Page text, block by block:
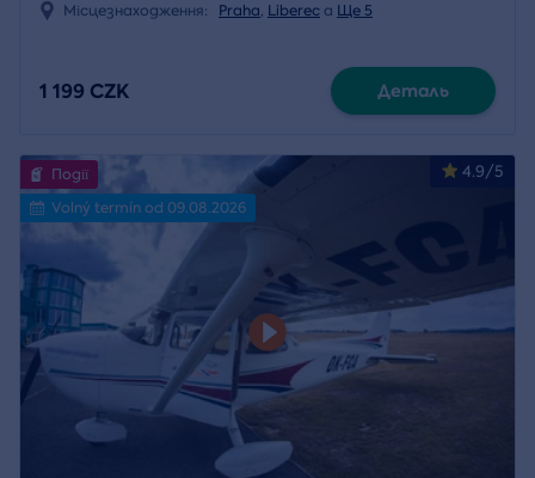
Місцезнаходження: Praha, Liberec a Ще 5
1 199 CZK Деталь
4.9/5
Події
Volný termín od 09.08.2026